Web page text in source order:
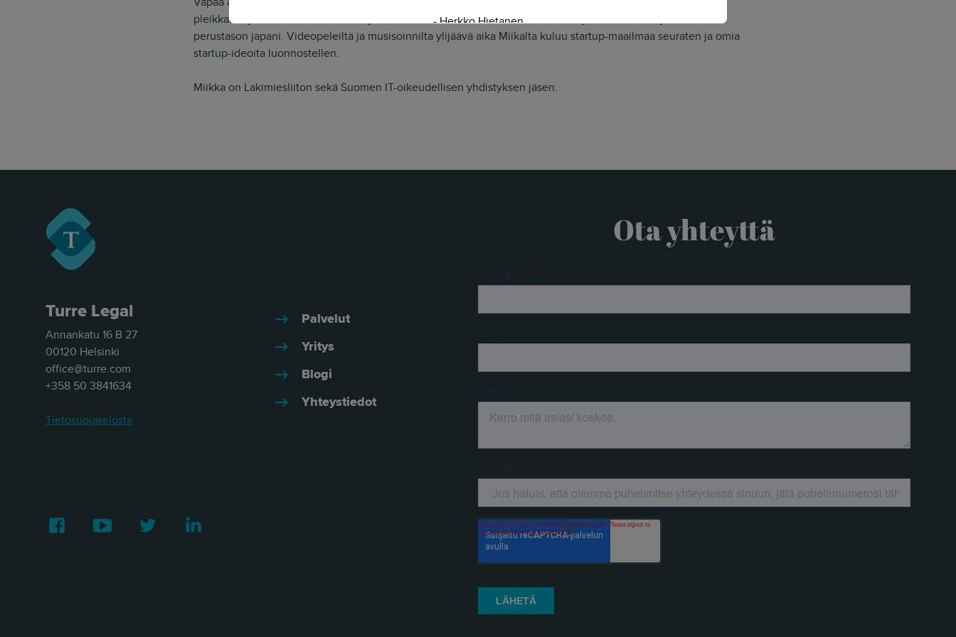
pleikkariohjaimen. Counter Striken ja Guns N’ Rosesin lisäksi Miikalta taittuu myös koodikieli Python sekä
perustason japani. Videopeleiltä ja musisoinnilta ylijäävä aika Miikalta kuluu startup-maailmaa seuraten ja omia
startup-ideoita luonnostellen.
Miikka on Lakimiesliiton sekä Suomen IT-oikeudellisen yhdistyksen jäsen.
Turre Legal
Annankatu 16 B 27
00120 Helsinki
office@turre.com
+358 50 3841634
Tietosuojaseloste
Palvelut
Yritys
Blogi
Yhteystiedot
Facebook Youtube Twitter
Ota yhteyttä
- Herkko Hietanen